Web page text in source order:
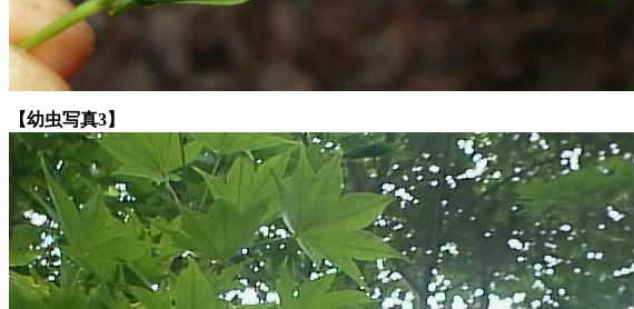
【幼虫写真3】